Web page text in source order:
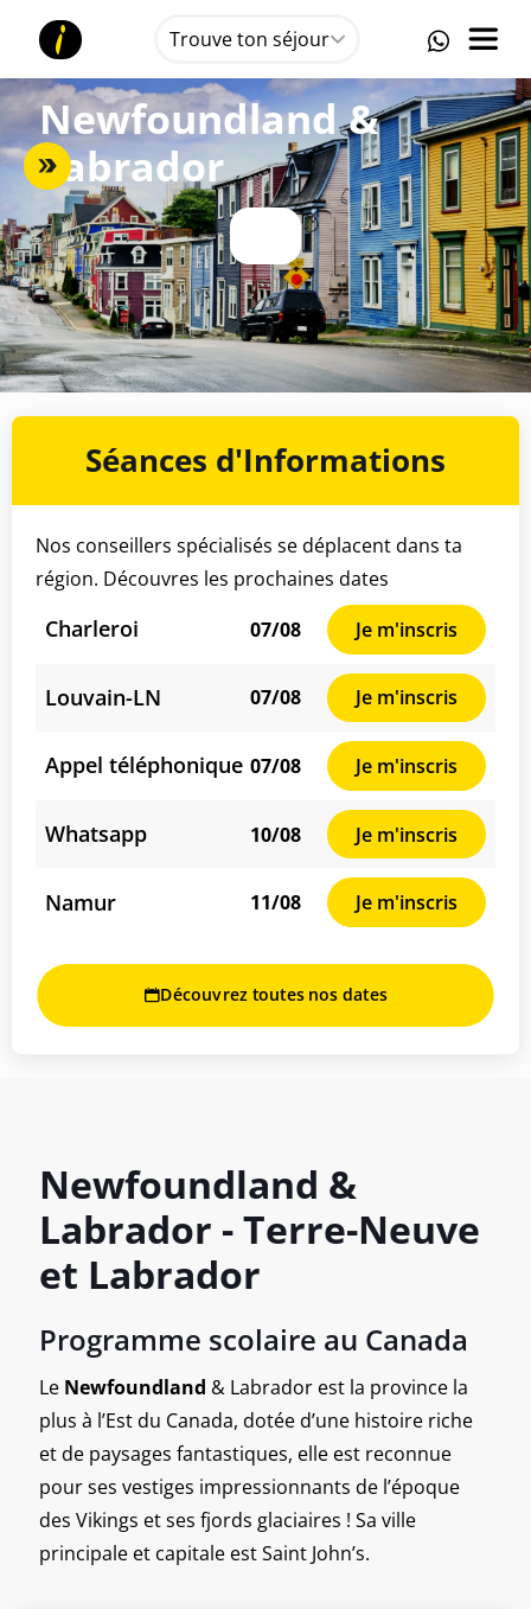
Trouve ton séjour
Newfoundland &
Labrador
Séances d'Informations
Nos conseillers spécialisés se déplacent dans ta
région. Découvres les prochaines dates
Charleroi 07/08 Je m'inscris
Louvain-LN 07/08 Je m'inscris
Appel téléphonique 07/08 Je m'inscris
Whatsapp 10/08 Je m'inscris
Namur 11/08 Je m'inscris
Découvrez toutes nos dates
Newfoundland &
Labrador - Terre-Neuve
et Labrador
Programme scolaire au Canada
Le Newfoundland & Labrador est la province la
plus à l’Est du Canada, dotée d’une histoire riche
et de paysages fantastiques, elle est reconnue
pour ses vestiges impressionnants de l’époque
des Vikings et ses fjords glaciaires ! Sa ville
principale et capitale est Saint John’s.